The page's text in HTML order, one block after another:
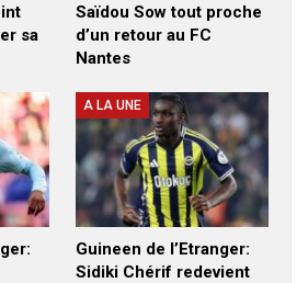
sa
Saïdou Sow tout proche
d’un retour au FC
Nantes
A LA UNE
Guineen de l’Etranger:
Sidiki Chérif redevient